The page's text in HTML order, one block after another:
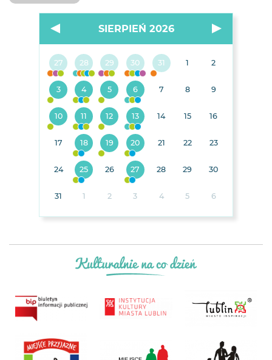
SIERPIEŃ 2026
27 28 29 30 31 1 2
3 4 5 6 7 8 9
10 11 12 13 14 15 16
17 18 19 20 21 22 23
24 25 26 27 28 29 30
31 1 2 3 4 5 6